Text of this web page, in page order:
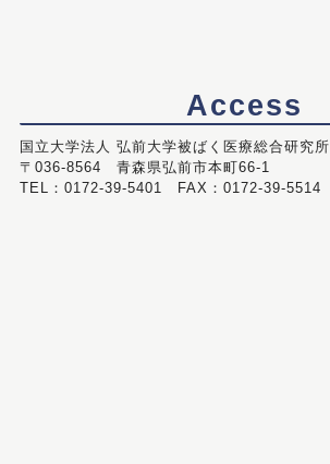
Access
国立大学法人 弘前大学被ばく医療総合研究所
〒036-8564 青森県弘前市本町66-1
TEL：0172-39-5401 FAX：0172-39-5514